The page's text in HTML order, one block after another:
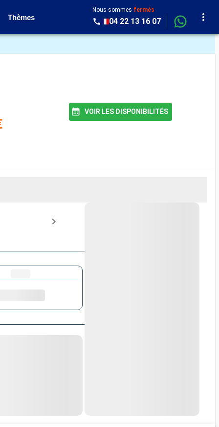
Thèmes
Nous sommes fermés
04 22 13 16 07
VOIR LES DISPONIBILITÉS